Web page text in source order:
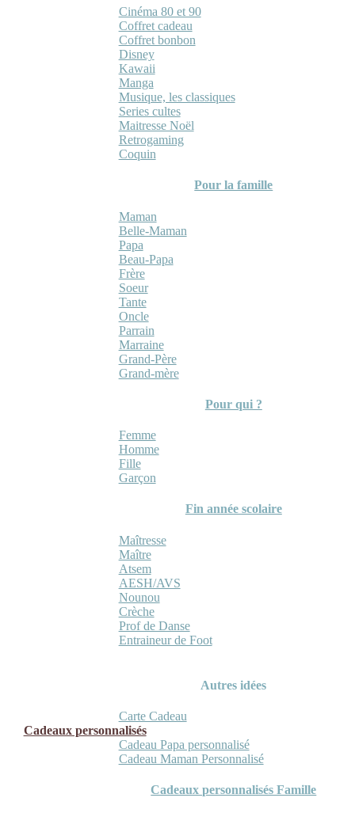
Cinéma 80 et 90
Coffret cadeau
Coffret bonbon
Disney
Kawaii
Manga
Musique, les classiques
Series cultes
Maitresse Noël
Retrogaming
Coquin
Pour la famille
Maman
Belle-Maman
Papa
Beau-Papa
Frère
Soeur
Tante
Oncle
Parrain
Marraine
Grand-Père
Grand-mère
Pour qui ?
Femme
Homme
Fille
Garçon
Fin année scolaire
Maîtresse
Maître
Atsem
AESH/AVS
Nounou
Crèche
Prof de Danse
Entraineur de Foot
Autres idées
Carte Cadeau
Cadeaux personnalisés
Cadeau Papa personnalisé
Cadeau Maman Personnalisé
Cadeaux personnalisés Famille